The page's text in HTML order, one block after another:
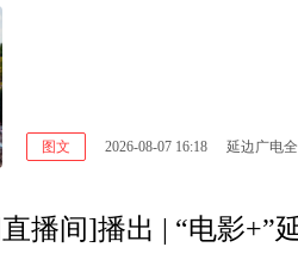
图文 2026-08-07 16:18 延边广电